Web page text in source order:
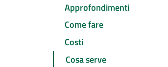
Approfondimenti
Come fare
Costi
Cosa serve